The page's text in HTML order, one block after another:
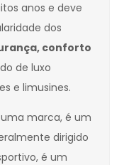
anos e deve
dos
conforto
de luxo
e limusines.
marca, é um
dirigido
é um